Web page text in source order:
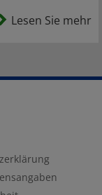
Lesen Sie mehr